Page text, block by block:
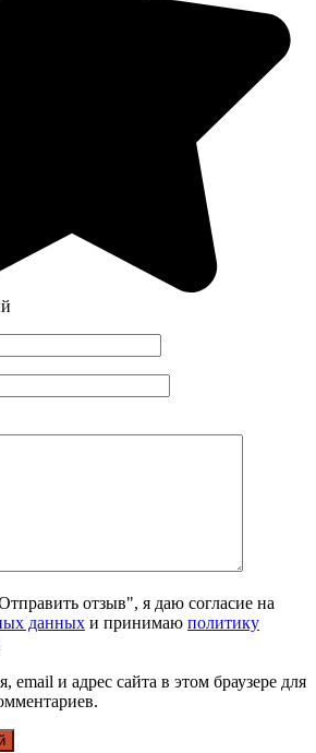
отзыв", я даю согласие на
данных и принимаю политику
email и адрес сайта в этом браузере для